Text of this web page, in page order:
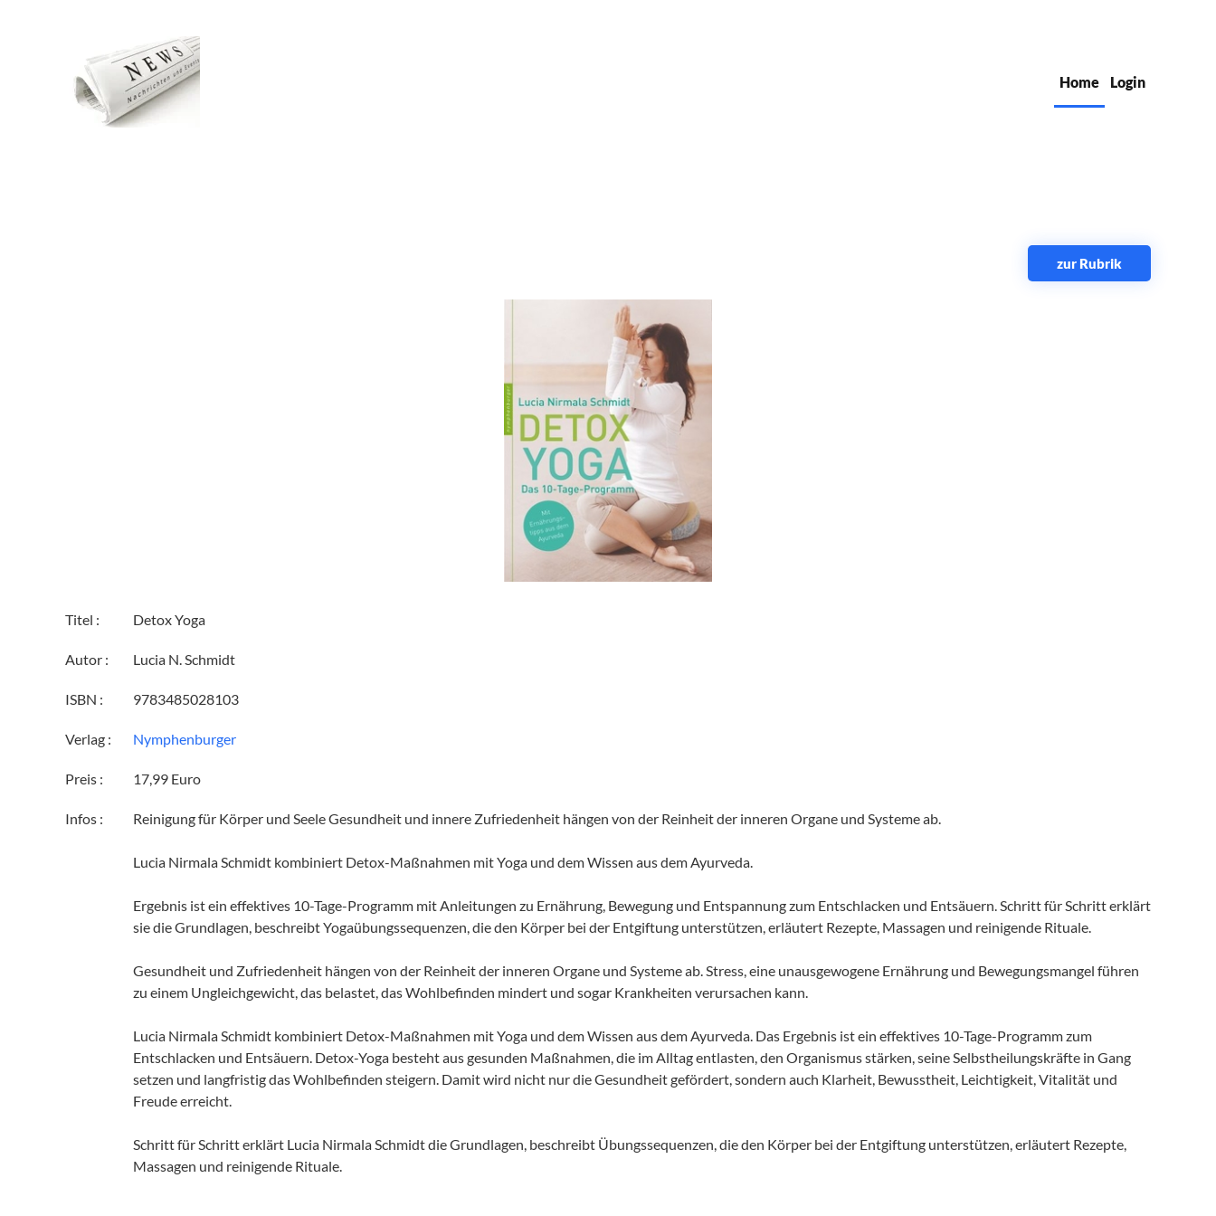
Zum Hauptinhalt springen
Home
Login
zur Rubrik
Titel : Detox Yoga
Autor : Lucia N. Schmidt
ISBN : 9783485028103
Verlag : Nymphenburger
Preis : 17,99 Euro
Infos : Reinigung für Körper und Seele Gesundheit und innere Zufriedenheit hängen von der Reinheit der inneren Organe und Systeme ab.
Lucia Nirmala Schmidt kombiniert Detox-Maßnahmen mit Yoga und dem Wissen aus dem Ayurveda.
Ergebnis ist ein effektives 10-Tage-Programm mit Anleitungen zu Ernährung, Bewegung und Entspannung zum Entschlacken und Entsäuern. Schritt für Schritt erklärt
sie die Grundlagen, beschreibt Yogaübungssequenzen, die den Körper bei der Entgiftung unterstützen, erläutert Rezepte, Massagen und reinigende Rituale.
Gesundheit und Zufriedenheit hängen von der Reinheit der inneren Organe und Systeme ab. Stress, eine unausgewogene Ernährung und Bewegungsmangel führen
zu einem Ungleichgewicht, das belastet, das Wohlbefinden mindert und sogar Krankheiten verursachen kann.
Lucia Nirmala Schmidt kombiniert Detox-Maßnahmen mit Yoga und dem Wissen aus dem Ayurveda. Das Ergebnis ist ein effektives 10-Tage-Programm zum
Entschlacken und Entsäuern. Detox-Yoga besteht aus gesunden Maßnahmen, die im Alltag entlasten, den Organismus stärken, seine Selbstheilungskräfte in Gang
setzen und langfristig das Wohlbefinden steigern. Damit wird nicht nur die Gesundheit gefördert, sondern auch Klarheit, Bewusstheit, Leichtigkeit, Vitalität und
Freude erreicht.
Schritt für Schritt erklärt Lucia Nirmala Schmidt die Grundlagen, beschreibt Übungssequenzen, die den Körper bei der Entgiftung unterstützen, erläutert Rezepte,
Massagen und reinigende Rituale.